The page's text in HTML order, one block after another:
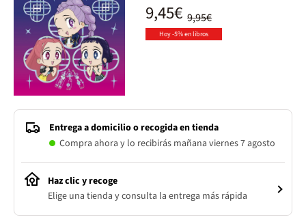
9,95€
9,45€
Hoy -5% en libros
Entrega a domicilio o recogida en tienda
Compra ahora y lo recibirás mañana viernes 7 agosto
Haz clic y recoge
Elige una tienda y consulta la entrega más rápida